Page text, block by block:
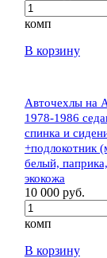
комп
В корзину
Авточехлы на
1978-1986
спинка и
+подлокотник
белый,
экокожа
10 000 руб.
комп
В корзину